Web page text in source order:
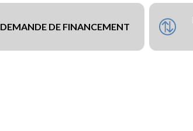
DEMANDE DE FINANCEMENT